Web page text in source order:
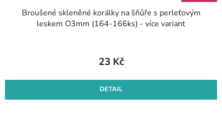
Broušené skleněné korálky na šňůře s perleťovým
leskem O3mm (164-166ks) - více variant
23 Kč
DETAIL